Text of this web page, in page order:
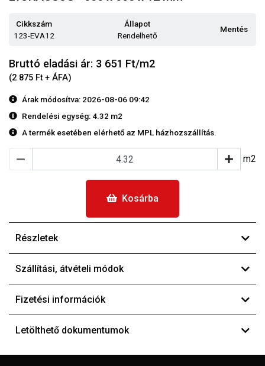
Cikkszám
123-EVA12
Állapot
Rendelhető
Mentés
Bruttó eladási ár: 3 651 Ft/m2
(2 875 Ft + ÁFA)
Árak módosítva: 2026-08-06 09:42
Rendelési egység: 4.32 m2
A termék esetében elérhető az MPL házhozszállítás.
m2
Kosárba
Részletek
Szállítási, átvételi módok
Fizetési információk
Letölthető dokumentumok